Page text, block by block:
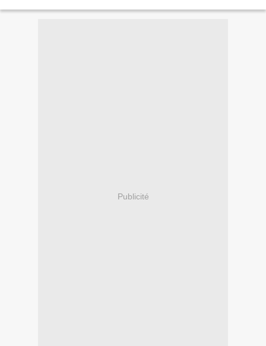
Descargador...
Publicité